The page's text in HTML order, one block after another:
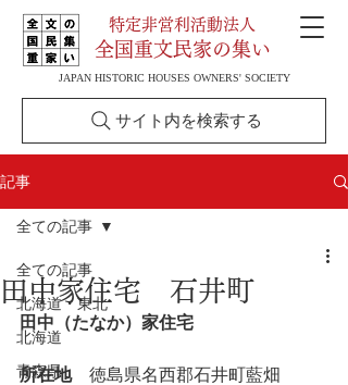
特定非営利活動法人
全国重文民家の集い
JAPAN HISTORIC HOUSES OWNERS' SOCIETY
サイト内を検索する
記事
全ての記事
北海道・東北
北海道
青森県
全ての記事
田中家住宅 石井町
田中（たなか）家住宅
所在地 徳島県名西郡石井町藍畑